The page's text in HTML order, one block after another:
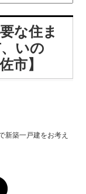
な住ま
いの
市】
新築一戸建をお考え